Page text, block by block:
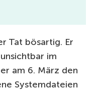
Tat bösartig. Er
im
am 6. März den
Systemdateien